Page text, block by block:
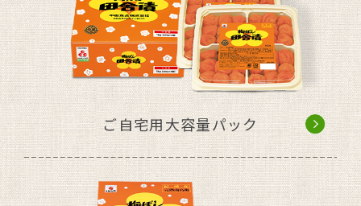
した。
ご自宅用大容量パック